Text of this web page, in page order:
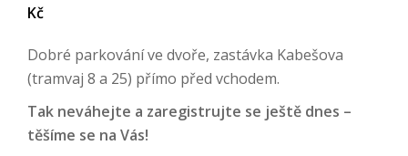
Kč
Dobré parkování ve dvoře, zastávka Kabešova
(tramvaj 8 a 25) přímo před vchodem.
Tak neváhejte a zaregistrujte se ještě dnes –
těšíme se na Vás!